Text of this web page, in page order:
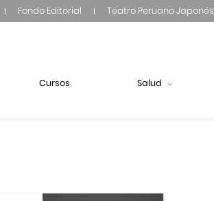
Fondo Editorial Teatro Peruano Japonés
Cursos Salud